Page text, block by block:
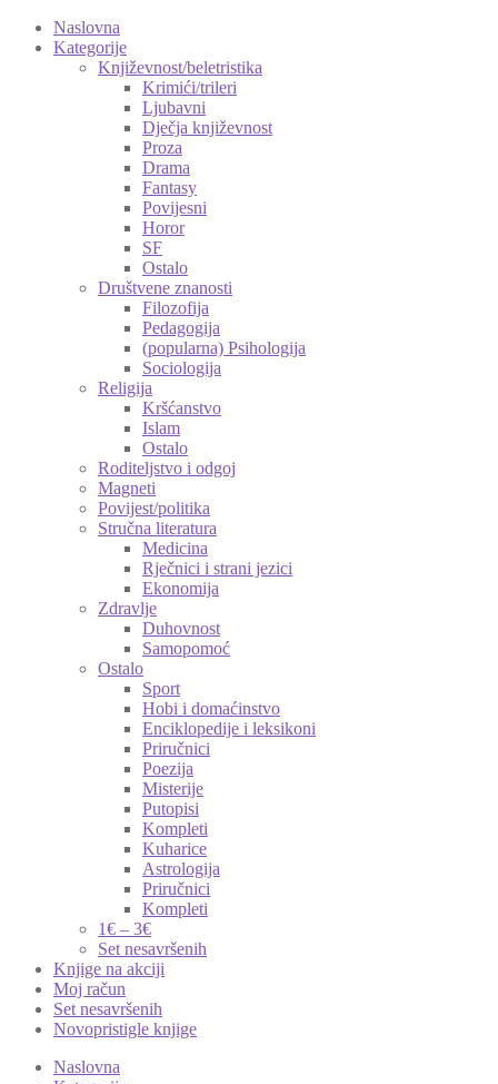
Naslovna
Kategorije
Književnost/beletristika
Krimići/trileri
Ljubavni
Dječja književnost
Proza
Drama
Fantasy
Povijesni
Horor
SF
Ostalo
Društvene znanosti
Filozofija
Pedagogija
(popularna) Psihologija
Sociologija
Religija
Kršćanstvo
Islam
Ostalo
Roditeljstvo i odgoj
Magneti
Povijest/politika
Stručna literatura
Medicina
Rječnici i strani jezici
Ekonomija
Zdravlje
Duhovnost
Samopomoć
Ostalo
Sport
Hobi i domaćinstvo
Enciklopedije i leksikoni
Priručnici
Poezija
Misterije
Putopisi
Kompleti
Kuharice
Astrologija
Priručnici
Kompleti
1€ – 3€
Set nesavršenih
Knjige na akciji
Moj račun
Set nesavršenih
Novopristigle knjige
Naslovna